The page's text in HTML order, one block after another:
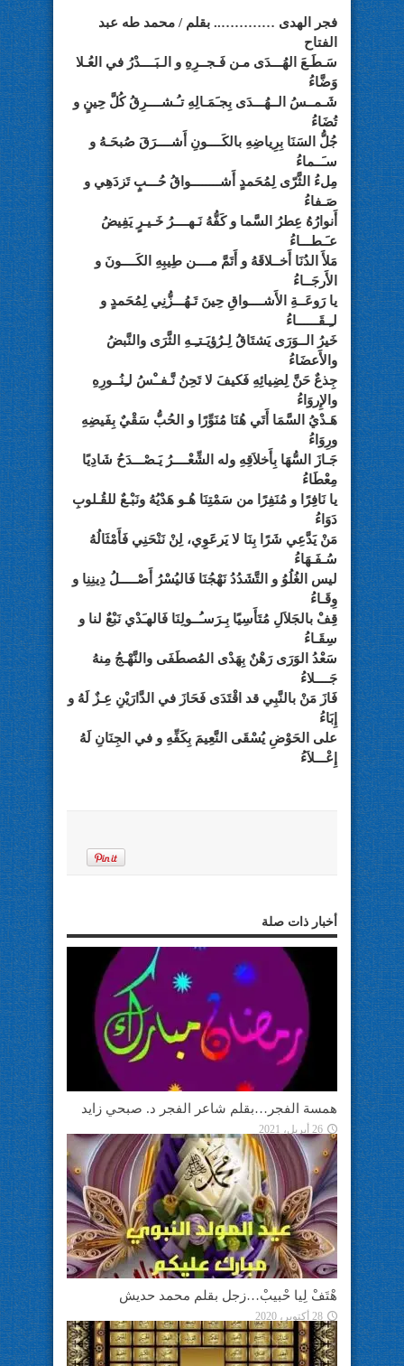
فجر الهدى ………….. بقلم / محمد طه عبد
الفتاح
سَـطَـعَ الهُـــدَى مـن فَـجــرِهِ و الـبَــــدْرُ في العُـلا
وَضَّاءُ
شَـمــسُ الــهُـــدَى بِجـَمَـالِهِ تـُـشــــرِقُ كُلَّ حِينٍ و
تُضَاءُ
جُلُّ السَنَا بِرِياضِهِ بالكَــــونِ أَشــــرَقَ صُبحَـهُ و
سـَــماءُ
مِلءُ الثَّرّى لِمُحَمدٍ أَشــــــــواقُ حُـــبٍ تَزدَهِي و
صَـفاءُ
أَنوارُهُ عِطرُ السَّما و كَفُّهُ نَـهــــرُ خَـيـرٍ يَفِيضُ
عـَـطـــاءُ
مَلأَ الدُنَا أَخــلاقَهُ و أَتَمَّ مــــن طِيبِهِ الكَــــونَ و
الأَرجَــاءُ
يا رَوعَــةِ الأَشــــواقِ حِينَ تَـهُـــزُّنِي لِمُحَمدٍ و
لـِـقَــــــاءُ
خَيرُ الــوَرَى يَشتَاقُ لِـرُؤيَـتـِـهِ الثَّرَى والنَّبضُ
والأَعضَاءُ
جِذعٌ حَنَّ لِضِيائِهِ فَكيفَ لا تَحِنُ نَّـفــْسُ لـِنُــورِهِ
والإِروَاءُ
هَـدْيُ السَّمَا أَتَي هُنَا مُنَوِّرًا و الحُبُّ سَقْيٌ بِفَيضِهِ
ورِوَاءُ
جَـازَ السُّهَا بِأَخلاَقِهِ وله الشِّعْــــرُ يَـصْـــدَحُ شَادِيًا
مِعْطَاءُ
يا نَافِرًا و مُنَفِرًا من سَمْتِنَا هُـو هَدْيُهُ ونَبْـعٌ للقُـلوبِ
دَوَاءُ
مَنْ يَدَّعِي شَرًا بِنَا لا يَرعََوِِي، لِنْ نَنْحَنِي فَأَمْثَالُهُ
سُـفَـهَاءُ
ليس الغُلُوُ و التَّشَدُدُ نَهْجُنَا فَاليُسْرُ أَصْـــــلُ دِينِنِا و
وِقَـاءُ
قِفْ بالجَلاَلِ مُتَأَسِيًا بِـرَسـُــولِنَا فَالهـَدْي نَبْعٌ لنا و
سِقَـاءُ
سَعْدُ الوَرَى رَهْنٌ بِهَدْى المُصطَفَى والنَّهْـجُ مِنهُ
جَــــلاءُ
فَازَ مَنْ بالنَّبِي قد اقْتَدَى فَحَازَ في الدَّارَيْنِ عِـزٌ لَهُ و
إِبَاءُ
على الحَوْضِ يُسْقَى النَّعِيمَ بِكَفِّهِ و في الجِنَانِ لَهُ
إِعْـــلاَءُ
أخبار ذات صلة
همسة الفجر…بقلم شاعر الفجر د. صبحي زايد
26 أبريل، 2021
هْتَفْ لِيا حْبيبْ…زجل بقلم محمد حديش
28 أكتوبر، 2020